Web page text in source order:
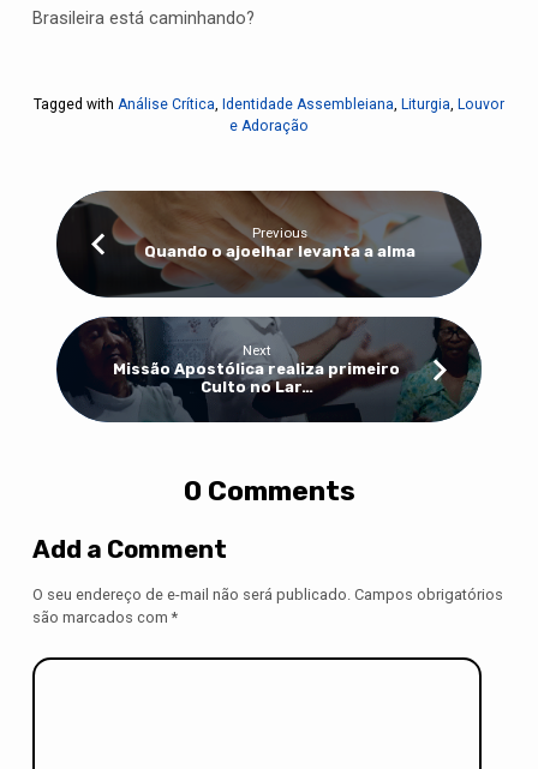
Brasileira está caminhando?
Tagged with Análise Crítica, Identidade Assembleiana, Liturgia, Louvor
e Adoração
Previous
Quando o ajoelhar levanta a alma
Next
Missão Apostólica realiza primeiro
Culto no Lar…
0 Comments
Add a Comment
O seu endereço de e-mail não será publicado. Campos obrigatórios
são marcados com *